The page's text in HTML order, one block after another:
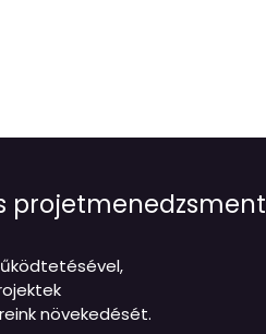
projetmenedzsment
növekedését.